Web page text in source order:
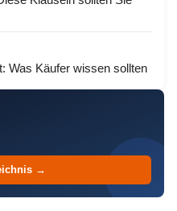
Was Käufer wissen sollten
→